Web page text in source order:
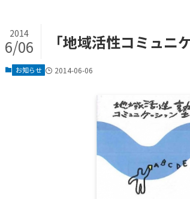
「地域活性コミュニ
2014
6/06
お知らせ 2014-06-06